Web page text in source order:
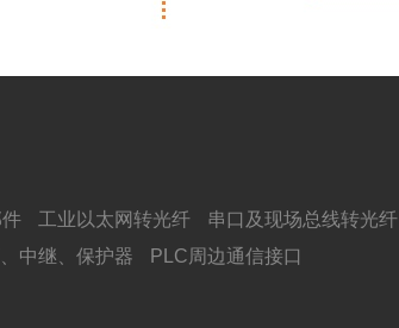
工业以太网转光纤
串口及现场总线转光纤
中继、保护器 PLC周边通信接口